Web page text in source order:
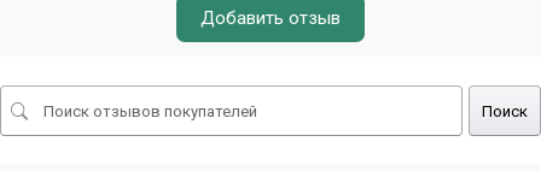
Добавить отзыв
Поиск